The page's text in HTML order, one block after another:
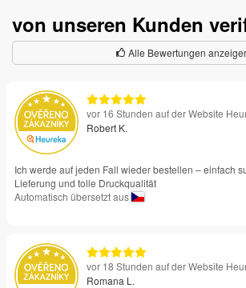
von unseren Kunden
Alle Bewertungen
vor 16 Stunden auf der Website
Robert K.
Ich werde auf jeden Fall wieder bestellen – einfach
Lieferung und tolle Druckqualität
Automatisch übersetzt aus
vor 18 Stunden auf der Website
Romana L.